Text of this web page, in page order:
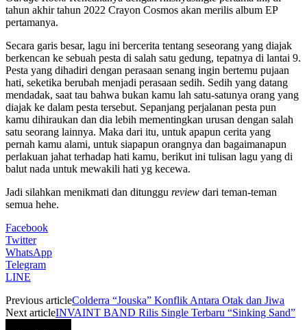
tahun akhir tahun 2022 Crayon Cosmos akan merilis album EP
pertamanya.
Secara garis besar, lagu ini bercerita tentang seseorang yang diajak
berkencan ke sebuah pesta di salah satu gedung, tepatnya di lantai 9.
Pesta yang dihadiri dengan perasaan senang ingin bertemu pujaan
hati, seketika berubah menjadi perasaan sedih. Sedih yang datang
mendadak, saat tau bahwa bukan kamu lah satu-satunya orang yang
diajak ke dalam pesta tersebut. Sepanjang perjalanan pesta pun
kamu dihiraukan dan dia lebih mementingkan urusan dengan salah
satu seorang lainnya. Maka dari itu, untuk apapun cerita yang
pernah kamu alami, untuk siapapun orangnya dan bagaimanapun
perlakuan jahat terhadap hati kamu, berikut ini tulisan lagu yang di
balut nada untuk mewakili hati yg kecewa.
Jadi silahkan menikmati dan ditunggu review dari teman-teman
semua hehe.
Facebook
Twitter
WhatsApp
Telegram
LINE
Previous articleColderra “Jouska” Konflik Antara Otak dan Jiwa
Next articleINVAINT BAND Rilis Single Terbaru “Sinking Sand”